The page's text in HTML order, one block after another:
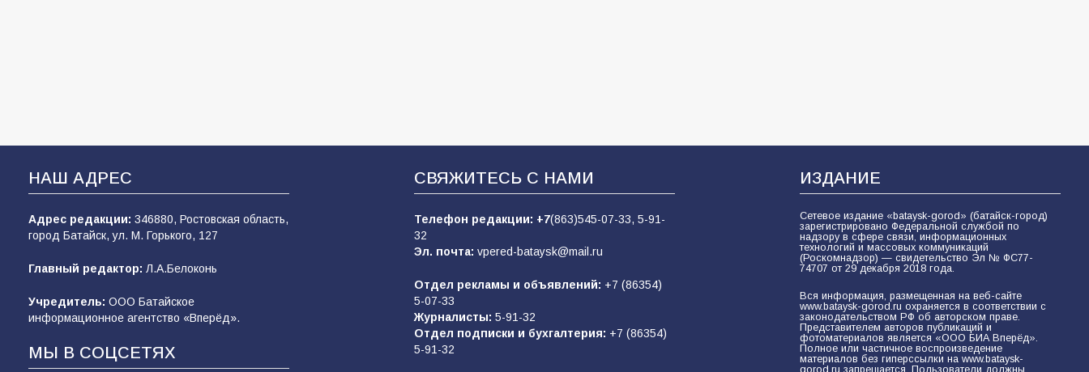
102
В Батайске продолжаются
дорожные работы
98 04.08.2026
Будет ли мобилизация в России в
2026 году после выборов: в
Госдуме дали ответ
НАШ АДРЕС
Адрес редакции: 346880, Ростовская область,
город Батайск, ул. М. Горького, 127
Главный редактор: Л.А.Белоконь
Учредитель: ООО Батайское
информационное агентство «Вперёд».
МЫ В СОЦСЕТЯХ
СВЯЖИТЕСЬ С НАМИ
Телефон редакции: +7(863)545-07-33, 5-91-
32
Эл. почта: vpered-bataysk@mail.ru
Отдел рекламы и объявлений: +7 (86354)
5-07-33
Журналисты: 5-91-32
Отдел подписки и бухгалтерия: +7 (86354)
5-91-32
ИЗДАНИЕ
Сетевое издание «bataysk-gorod» (батайск-город)
зарегистрировано Федеральной службой по
надзору в сфере связи, информационных
технологий и массовых коммуникаций
(Роскомнадзор) — свидетельство Эл № ФС77-
74707 от 29 декабря 2018 года.
Вся информация, размещенная на веб-сайте
www.bataysk-gorod.ru охраняется в соответствии с
законодательством РФ об авторском праве.
Представителем авторов публикаций и
фотоматериалов является «ООО БИА Вперёд».
Полное или частичное воспроизведение
материалов без гиперссылки на www.bataysk-
gorod.ru запрещается. Пользователи должны